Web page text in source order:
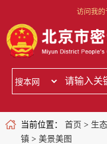
访问我的
当前位置： 首页 > 生
镇> 美景美图